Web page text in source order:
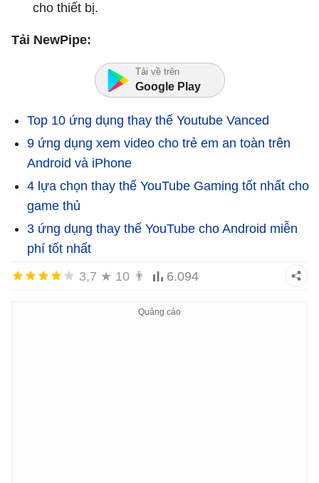
cho thiết bị.
Tải NewPipe:
Tải về trên
Google Play
Top 10 ứng dụng thay thế Youtube Vanced
9 ứng dụng xem video cho trẻ em an toàn trên
Android và iPhone
4 lựa chọn thay thế YouTube Gaming tốt nhất cho
game thủ
3 ứng dụng thay thế YouTube cho Android miễn
phí tốt nhất
3,7 ★ 10 👨 6.094